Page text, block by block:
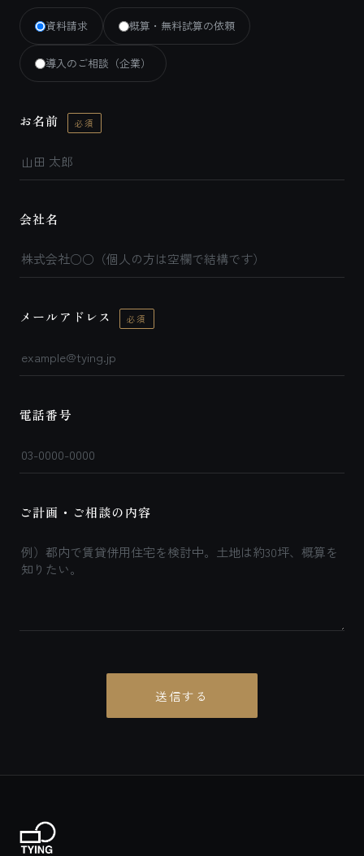
資料請求 概算・無料試算の依頼
導入のご相談（企業）
お名前 必須
会社名
メールアドレス 必須
電話番号
ご計画・ご相談の内容
送信する